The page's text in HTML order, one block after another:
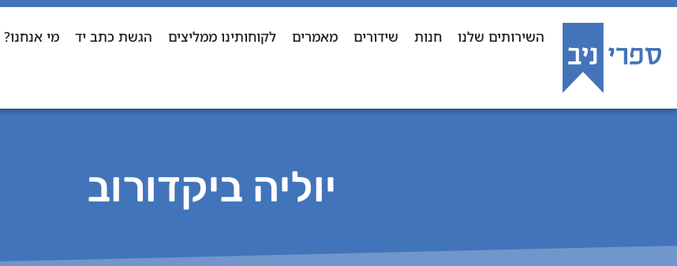
השירותים שלנו חנות שידורים מאמרים לקוחותינו ממליצים הגשת כתב יד מי אנחנו?
יוליה ביקדורוב